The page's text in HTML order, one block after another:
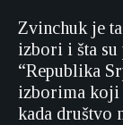
Zvinchuk je
izbori i šta su
“Republika
izborima koji
kada društvo